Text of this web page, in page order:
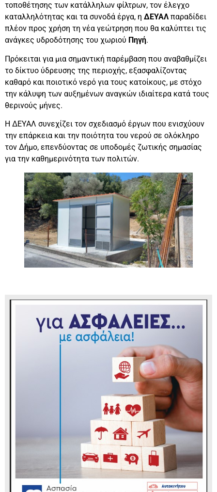
τοποθέτησης των κατάλληλων φίλτρων, τον έλεγχο
καταλληλότητας και τα συνοδά έργα, η ΔΕΥΑΛ παραδίδει
πλέον προς χρήση τη νέα γεώτρηση που θα καλύπτει τις
ανάγκες υδροδότησης του χωριού Πηγή.
Πρόκειται για μια σημαντική παρέμβαση που αναβαθμίζει
το δίκτυο ύδρευσης της περιοχής, εξασφαλίζοντας
καθαρό και ποιοτικό νερό για τους κατοίκους, με στόχο
την κάλυψη των αυξημένων αναγκών ιδιαίτερα κατά τους
θερινούς μήνες.
Η ΔΕΥΑΛ συνεχίζει τον σχεδιασμό έργων που ενισχύουν
την επάρκεια και την ποιότητα του νερού σε ολόκληρο
τον Δήμο, επενδύοντας σε υποδομές ζωτικής σημασίας
για την καθημερινότητα των πολιτών.